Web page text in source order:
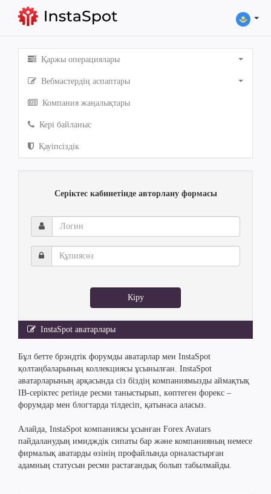
Қаржы операциялары
Вебмастердің аспаптары
Компания жаңалықтары
Кері байланыс
Қауіпсіздік
Серіктес кабинетінде авторлану формасы
Логин
Құпиясөз
Кіру
InstaSpot аватарлары
Бұл бетте брэндтік форумды аватарлар мен InstaSpot
қолтаңбаларының коллекциясы ұсынылған. InstaSpot
аватарларының арқасында сіз біздің компаниямызды аймақтық
IB-серіктес ретінде ресми таныстырып, көптеген форекс –
форумдар мен блогтарда тілдесіп, қатынаса аласыз.
Алайда, InstaSpot компаниясы ұсынған Forex Avatars
пайдаланудың имидждік сипаты бар және компанияның немесе
фирмалық аватарды өзінің профайлында орналастырған
адамның статусын ресми растағандық болып табылмайды.